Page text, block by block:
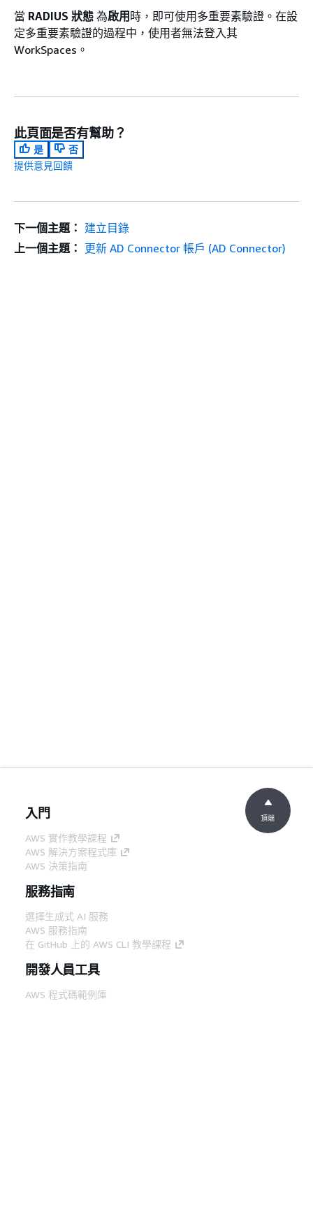
當 RADIUS 狀態 為啟用 時，即可使用多重要素驗證。在設
定多重要素驗證的過程中，使用者無法登入其
WorkSpaces。
此頁面是否有幫助？
是
否
提供意見回饋
下一個主題： 建立目錄
上一個主題： 更新 AD Connector 帳戶 (AD Connector)
入門
AWS 實作教學課程
AWS 解決方案程式庫
AWS 決策指南
服務指南
選擇生成式 AI 服務
AWS 服務指南
在 GitHub 上的 AWS CLI 教學課程
開發人員工具
AWS 程式碼範例庫
頂端